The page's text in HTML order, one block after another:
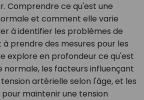
Comprendre ce qu'est une
et comment elle varie
à identifier les problèmes de
prendre des mesures pour les
explore en profondeur ce qu'est
normale, les facteurs influençant
artérielle selon l'âge, et les
maintenir une tension